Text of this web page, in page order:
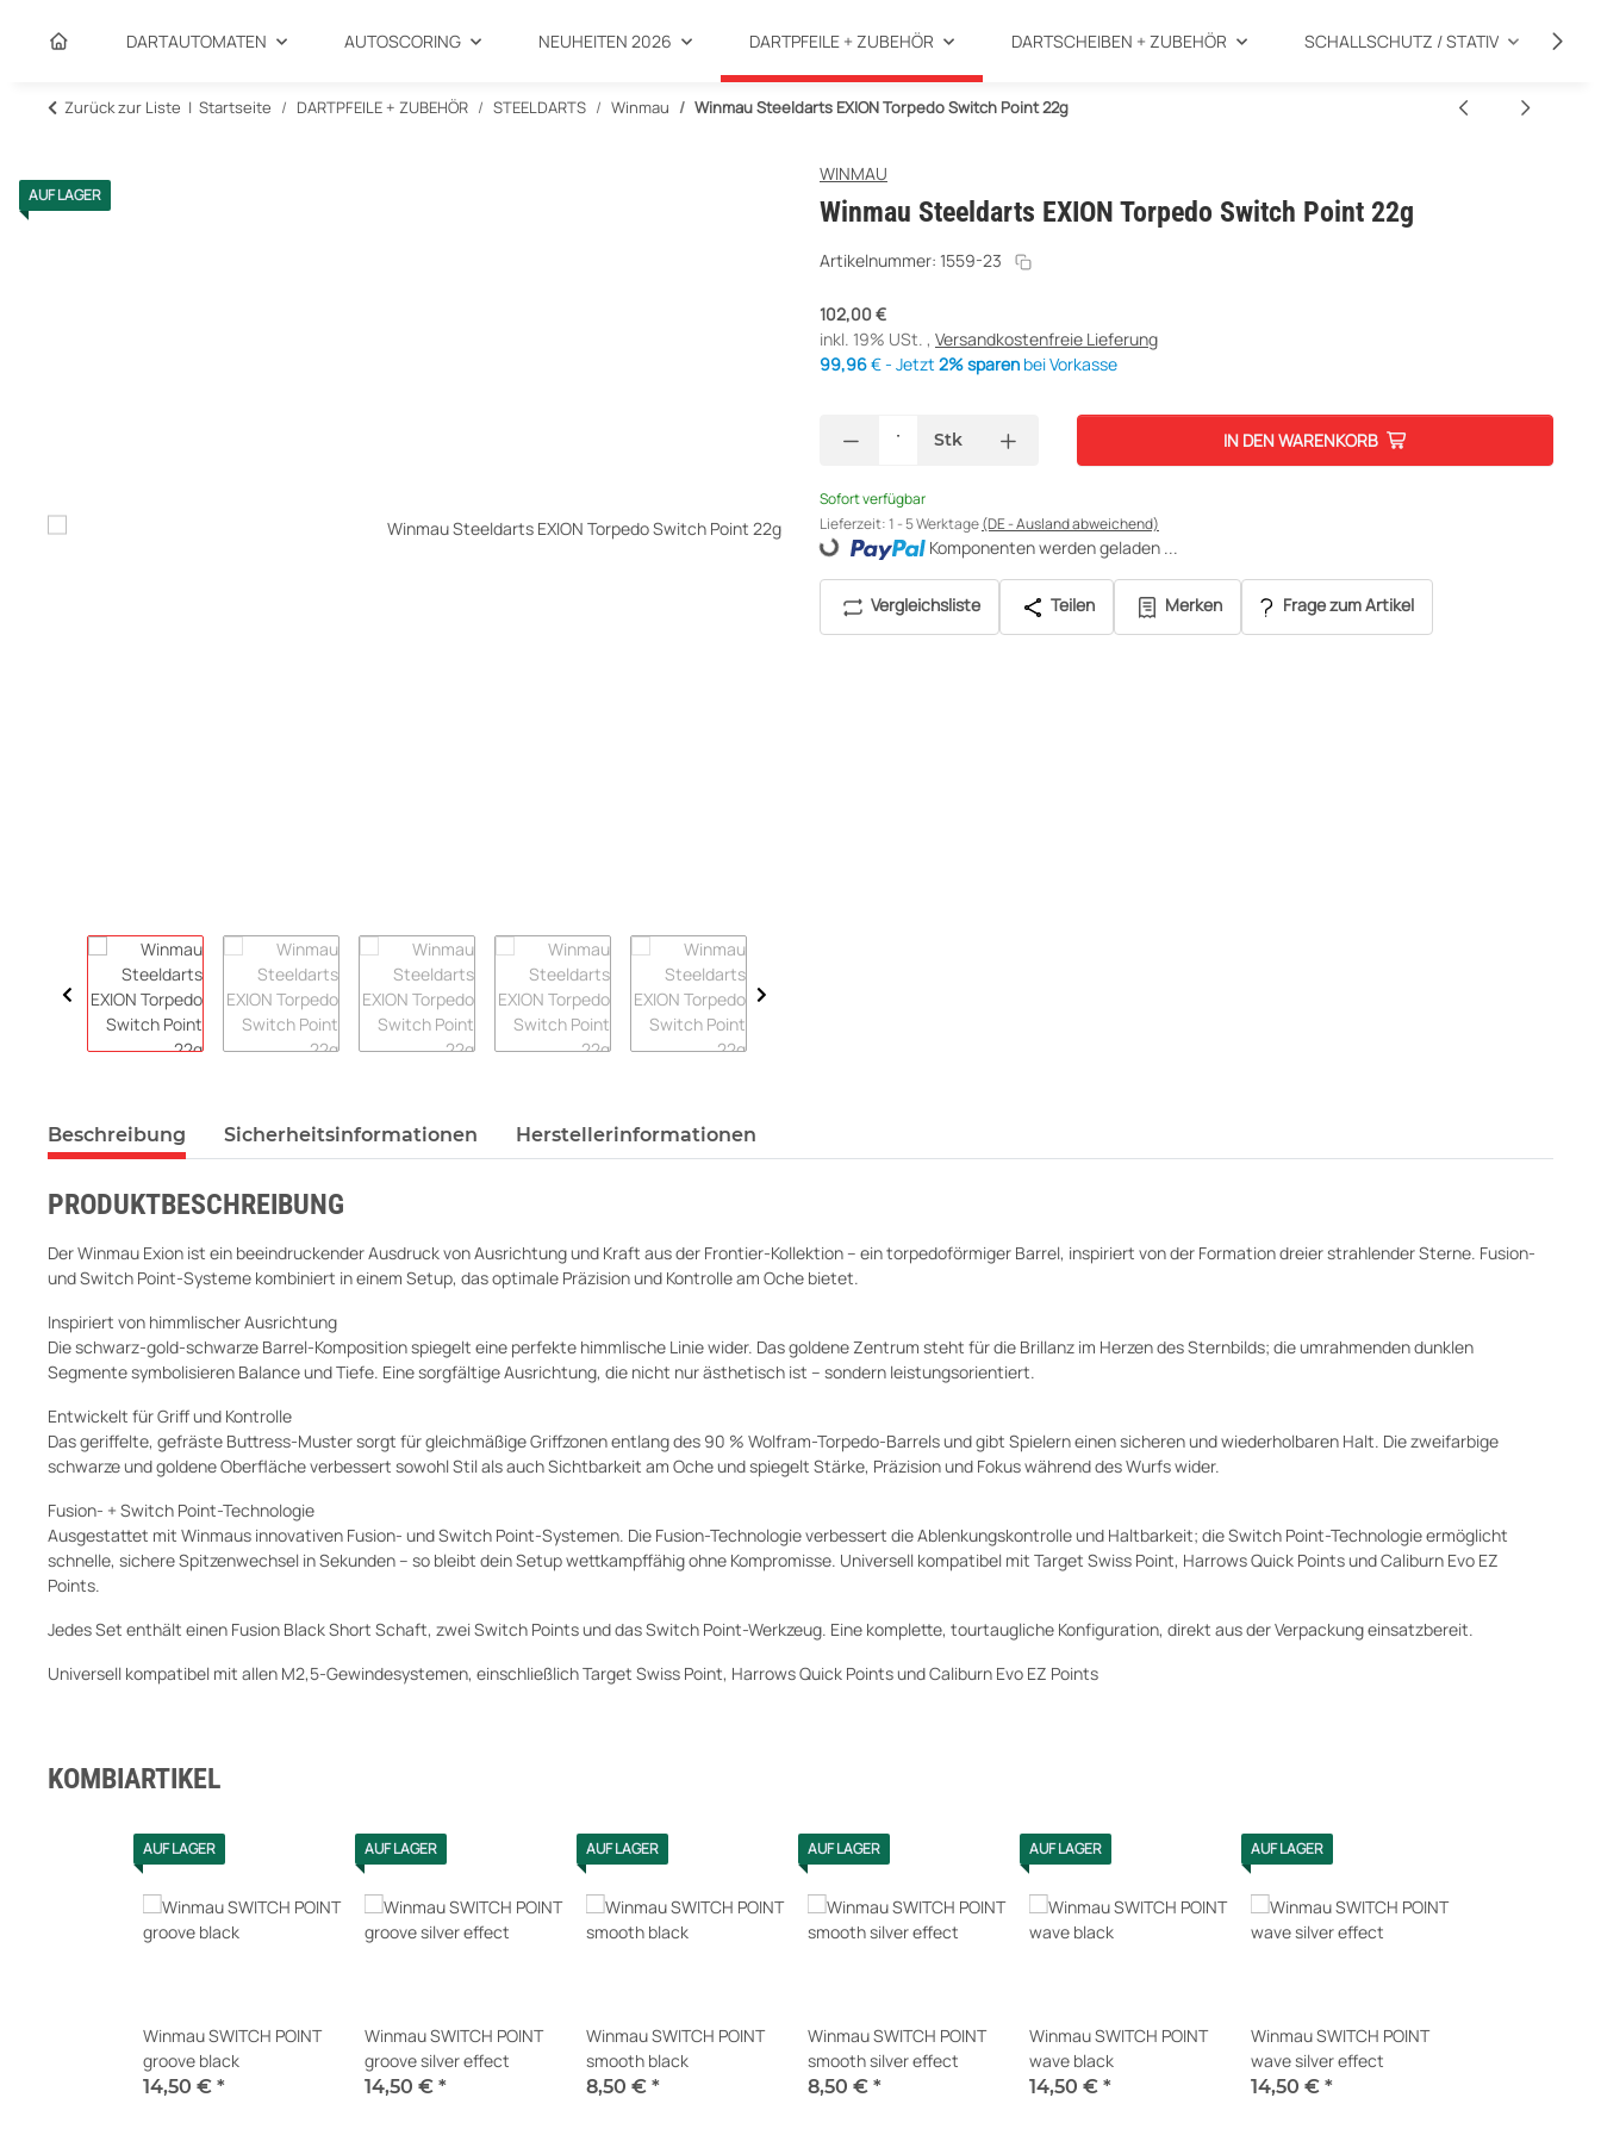
DARTAUTOMATEN AUTOSCORING NEUHEITEN 2026 DARTPFEILE + ZUBEHÖR DARTSCHEIBEN + ZUBEHÖR SCHALLSCHUTZ / STATIV
Zurück zur Liste Startseite DARTPFEILE + ZUBEHÖR STEELDARTS Winmau Winmau Steeldarts EXION Torpedo Switch Point 22g
AUF LAGER
WINMAU
Winmau Steeldarts EXION Torpedo Switch Point 22g
Artikelnummer: 1559-23
102,00 €
inkl. 19% USt. , Versandkostenfreie Lieferung
99,96€ - Jetzt 2% sparen bei Vorkasse
Stk IN DEN WARENKORB
Sofort verfügbar
Lieferzeit:1 - 5 Werktage(DE - Ausland abweichend)
Loading... Komponenten werden geladen ...
Vergleichsliste Teilen Merken Frage zum Artikel
Beschreibung Sicherheitsinformationen Herstellerinformationen
PRODUKTBESCHREIBUNG
Der Winmau Exion ist ein beeindruckender Ausdruck von Ausrichtung und Kraft aus der Frontier-Kollektion – ein torpedoförmiger Barrel, inspiriert von der Formation dreier strahlender Sterne. Fusion-
und Switch Point-Systeme kombiniert in einem Setup, das optimale Präzision und Kontrolle am Oche bietet.
Inspiriert von himmlischer Ausrichtung
Die schwarz-gold-schwarze Barrel-Komposition spiegelt eine perfekte himmlische Linie wider. Das goldene Zentrum steht für die Brillanz im Herzen des Sternbilds; die umrahmenden dunklen
Segmente symbolisieren Balance und Tiefe. Eine sorgfältige Ausrichtung, die nicht nur ästhetisch ist – sondern leistungsorientiert.
Entwickelt für Griff und Kontrolle
Das geriffelte, gefräste Buttress-Muster sorgt für gleichmäßige Griffzonen entlang des 90 % Wolfram-Torpedo-Barrels und gibt Spielern einen sicheren und wiederholbaren Halt. Die zweifarbige
schwarze und goldene Oberfläche verbessert sowohl Stil als auch Sichtbarkeit am Oche und spiegelt Stärke, Präzision und Fokus während des Wurfs wider.
Fusion- + Switch Point-Technologie
Ausgestattet mit Winmaus innovativen Fusion- und Switch Point-Systemen. Die Fusion-Technologie verbessert die Ablenkungskontrolle und Haltbarkeit; die Switch Point-Technologie ermöglicht
schnelle, sichere Spitzenwechsel in Sekunden – so bleibt dein Setup wettkampffähig ohne Kompromisse. Universell kompatibel mit Target Swiss Point, Harrows Quick Points und Caliburn Evo EZ
Points.
Jedes Set enthält einen Fusion Black Short Schaft, zwei Switch Points und das Switch Point-Werkzeug. Eine komplette, tourtaugliche Konfiguration, direkt aus der Verpackung einsatzbereit.
Universell kompatibel mit allen M2,5-Gewindesystemen, einschließlich Target Swiss Point, Harrows Quick Points und Caliburn Evo EZ Points
KOMBIARTIKEL
AUF LAGER
Winmau SWITCH POINT
groove black
14,50 € *
AUF LAGER
Winmau SWITCH POINT
groove silver effect
14,50 € *
AUF LAGER
Winmau SWITCH POINT
smooth black
8,50 € *
AUF LAGER
Winmau SWITCH POINT
smooth silver effect
8,50 € *
AUF LAGER
Winmau SWITCH POINT
wave black
14,50 € *
AUF LAGER
Winmau SWITCH POINT
wave silver effect
14,50 € *